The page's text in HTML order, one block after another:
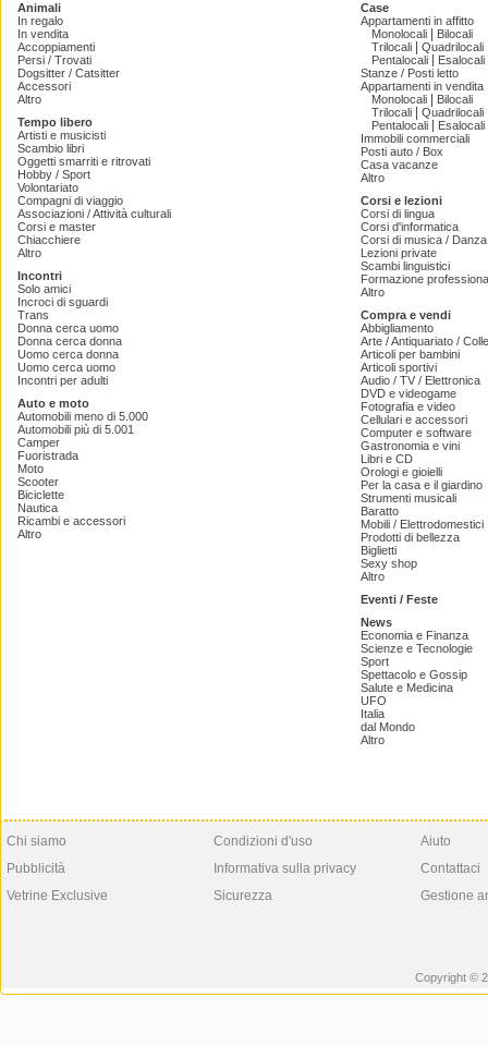
Animali
In regalo
In vendita
Accoppiamenti
Persi / Trovati
Dogsitter / Catsitter
Accessori
Altro
Tempo libero
Artisti e musicisti
Scambio libri
Oggetti smarriti e ritrovati
Hobby / Sport
Volontariato
Compagni di viaggio
Associazioni / Attività culturali
Corsi e master
Chiacchiere
Altro
Incontri
Solo amici
Incroci di sguardi
Trans
Donna cerca uomo
Donna cerca donna
Uomo cerca donna
Uomo cerca uomo
Incontri per adulti
Auto e moto
Automobili meno di 5.000
Automobili più di 5.001
Camper
Fuoristrada
Moto
Scooter
Biciclette
Nautica
Ricambi e accessori
Altro
Case
Appartamenti in affitto
Monolocali
Bilocali
Trilocali
Quadrilocali
Pentalocali
Esalocali
Stanze / Posti letto
Appartamenti in vendita
Monolocali
Bilocali
Trilocali
Quadrilocali
Pentalocali
Esalocali
Immobili commerciali
Posti auto / Box
Casa vacanze
Altro
Corsi e lezioni
Corsi di lingua
Corsi d'informatica
Corsi di musica /
Lezioni private
Scambi linguistici
Formazione
Altro
Compra e vendi
Abbigliamento
Arte / Antiquariato /
Articoli per bambini
Articoli sportivi
Audio / TV / Elettronica
DVD e videogame
Fotografia e video
Cellulari e accessori
Computer e software
Gastronomia e vini
Libri e CD
Orologi e gioielli
Per la casa e il giardino
Strumenti musicali
Baratto
Mobili / Elettrodomestici
Prodotti di bellezza
Biglietti
Sexy shop
Altro
Eventi / Feste
News
Economia e Finanza
Scienze e Tecnologie
Sport
Spettacolo e Gossip
Salute e Medicina
UFO
Italia
dal Mondo
Altro
Chi siamo
Pubblicità
Vetrine Exclusive
Condizioni d'uso
Informativa sulla privacy
Sicurezza
Aiuto
Contattaci
Gestione
Copyright ©